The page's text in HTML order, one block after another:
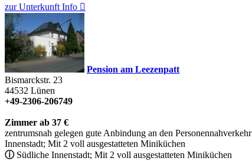
zur Unterkunft Info 
Pension am Leezenpatt
Bismarckstr. 23
44532 Lünen
+49-2306-206749
Zimmer ab 37 €
zentrumsnah gelegen gute Anbindung an den Personennahverkehr
Innenstadt; Mit 2 voll ausgestatteten Miniküchen
ⓘSüdliche Innenstadt; Mit 2 voll ausgestatteten Miniküchen